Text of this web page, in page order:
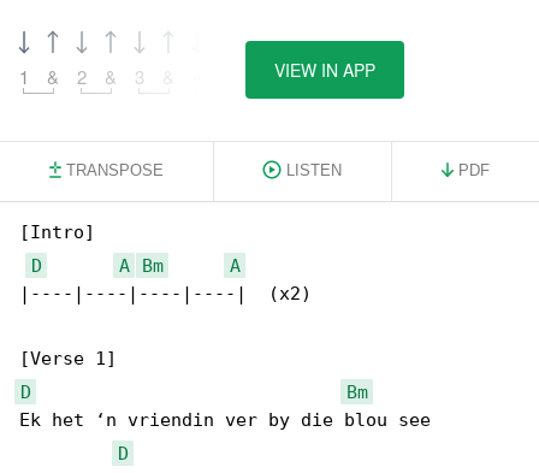
1 & 2 & 3 VIEW IN APP
TRANSPOSE LISTEN PDF
[Intro]
D
A Bm
A
|----|----|----|----|  (x2)
D
Bm
Ek het ‘n vriendin ver by die blou see
D